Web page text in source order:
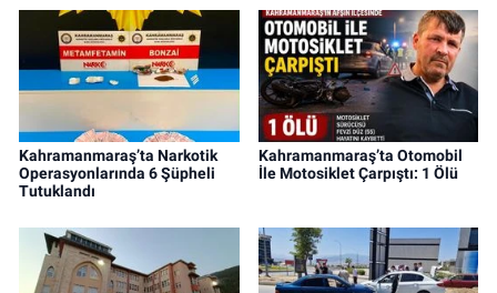
Kahramanmaraş’ta Narkotik
Operasyonlarında 6 Şüpheli
Tutuklandı
Kahramanmaraş’ta Otomobil
İle Motosiklet Çarpıştı: 1 Ölü